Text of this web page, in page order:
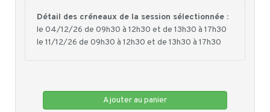
Détail des créneaux de la session sélectionnée :
le 04/12/26 de 09h30 à 12h30 et de 13h30 à 17h30
le 11/12/26 de 09h30 à 12h30 et de 13h30 à 17h30
Ajouter au panier